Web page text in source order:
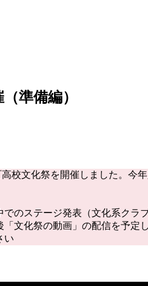
準備編）
校文化祭を開催しました。
のステージ発表（文化系クラ
文化祭の動画」の配信を予定
い